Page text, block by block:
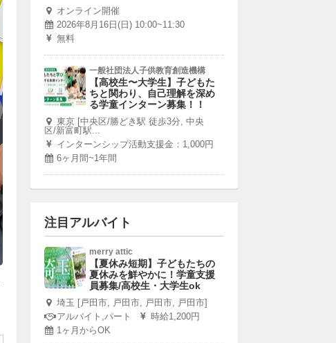
オンライン開催
2026年8月16日(日) 10:00~11:30
無料
一般社団法人子供教育創造機構
【高校生〜大学生】子どもた
ちと関わり、自己理解を深め
る学童インターン募集！！
東京 [中央区/勝どき駅 徒歩3分, 中央
区/新富町駅...
インターンシップ活動支援金：1,000円
6ヶ月間~1年間
注目アルバイト
merry attic
【夏休み短期】子どもたちの
夏休みを鮮やかに！学童支援
員募集/高校生・大学生ok
埼玉 [戸田市, 戸田市, 戸田市, 戸田市]
アルバイト,パート
時給1,200円
1ヶ月からOK